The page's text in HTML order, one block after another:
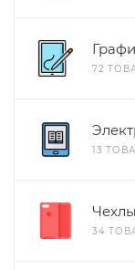
72
13
34